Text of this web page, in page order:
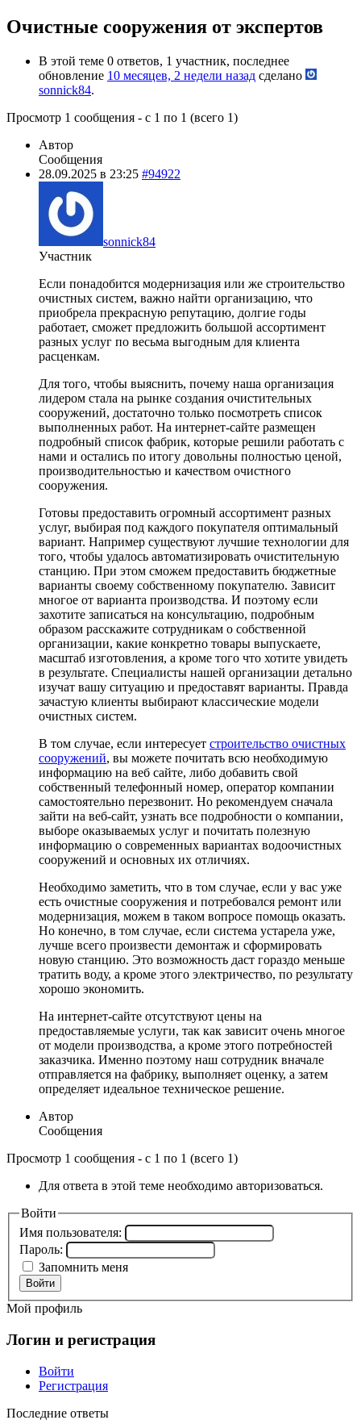
Очистные сооружения от экспертов
В этой теме 0 ответов, 1 участник, последнее
обновление 10 месяцев, 2 недели назад сделано
sonnick84.
Просмотр 1 сообщения - с 1 по 1 (всего 1)
Автор
Сообщения
28.09.2025 в 23:25 #94922
sonnick84
Участник
Если понадобится модернизация или же строительство
очистных систем, важно найти организацию, что
приобрела прекрасную репутацию, долгие годы
работает, сможет предложить большой ассортимент
разных услуг по весьма выгодным для клиента
расценкам.
Для того, чтобы выяснить, почему наша организация
лидером стала на рынке создания очистительных
сооружений, достаточно только посмотреть список
выполненных работ. На интернет-сайте размещен
подробный список фабрик, которые решили работать с
нами и остались по итогу довольны полностью ценой,
производительностью и качеством очистного
сооружения.
Готовы предоставить огромный ассортимент разных
услуг, выбирая под каждого покупателя оптимальный
вариант. Например существуют лучшие технологии для
того, чтобы удалось автоматизировать очистительную
станцию. При этом сможем предоставить бюджетные
варианты своему собственному покупателю. Зависит
многое от варианта производства. И поэтому если
захотите записаться на консультацию, подробным
образом расскажите сотрудникам о собственной
организации, какие конкретно товары выпускаете,
масштаб изготовления, а кроме того что хотите увидеть
в результате. Специалисты нашей организации детально
изучат вашу ситуацию и предоставят варианты. Правда
зачастую клиенты выбирают классические модели
очистных систем.
В том случае, если интересует строительство очистных
сооружений, вы можете почитать всю необходимую
информацию на веб сайте, либо добавить свой
собственный телефонный номер, оператор компании
самостоятельно перезвонит. Но рекомендуем сначала
зайти на веб-сайт, узнать все подробности о компании,
выборе оказываемых услуг и почитать полезную
информацию о современных вариантах водоочистных
сооружений и основных их отличиях.
Необходимо заметить, что в том случае, если у вас уже
есть очистные сооружения и потребовался ремонт или
модернизация, можем в таком вопросе помощь оказать.
Но конечно, в том случае, если система устарела уже,
лучше всего произвести демонтаж и сформировать
новую станцию. Это возможность даст гораздо меньше
тратить воду, а кроме этого электричество, по результату
хорошо экономить.
На интернет-сайте отсутствуют цены на
предоставляемые услуги, так как зависит очень многое
от модели производства, а кроме этого потребностей
заказчика. Именно поэтому наш сотрудник вначале
отправляется на фабрику, выполняет оценку, а затем
определяет идеальное техническое решение.
Автор
Сообщения
Просмотр 1 сообщения - с 1 по 1 (всего 1)
Для ответа в этой теме необходимо авторизоваться.
Войти
Имя пользователя:
Пароль:
Запомнить меня
Войти
Мой профиль
Логин и регистрация
Войти
Регистрация
Последние ответы